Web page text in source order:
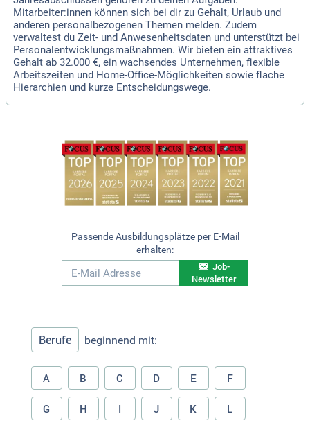
Mitarbeiter:innen können sich bei dir zu Gehalt, Urlaub und
anderen personalbezogenen Themen melden. Zudem
verwaltest du Zeit- und Anwesenheitsdaten und unterstützt bei
Personalentwicklungsmaßnahmen. Wir bieten ein attraktives
Gehalt ab 32.000 €, ein wachsendes Unternehmen, flexible
Arbeitszeiten und Home-Office-Möglichkeiten sowie flache
Hierarchien und kurze Entscheidungswege.
Passende Ausbildungsplätze per E-Mail
erhalten:
Job-
Newsletter
Berufe beginnend mit:
A B C D E F
G H I J K L